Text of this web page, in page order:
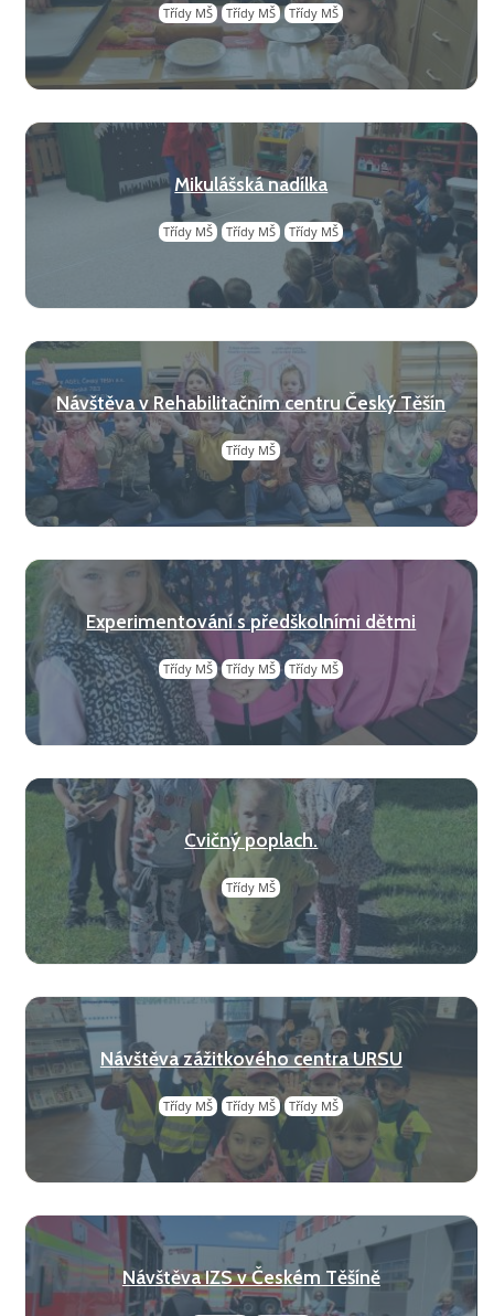
Třídy MŠ Třídy MŠ Třídy MŠ
Mikulášská nadílka
Třídy MŠ Třídy MŠ Třídy MŠ
Návštěva v Rehabilitačním centru Český Těšín
Třídy MŠ
Experimentování s předškolními dětmi
Třídy MŠ Třídy MŠ Třídy MŠ
Cvičný poplach.
Třídy MŠ
Návštěva zážitkového centra URSU
Třídy MŠ Třídy MŠ Třídy MŠ
Návštěva IZS v Českém Těšíně